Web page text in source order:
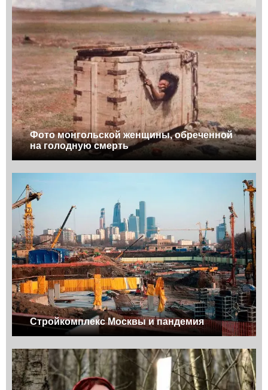
Фото монгольской женщины, обреченной
на голодную смерть
Стройкомплекс Москвы и пандемия